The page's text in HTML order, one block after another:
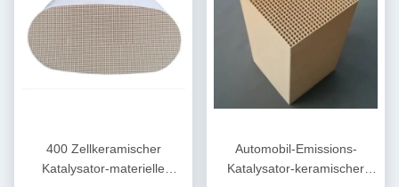
400 Zellkeramischer
Katalysator-materielle
Automobil-Emissions-
Katalysator-keramischer